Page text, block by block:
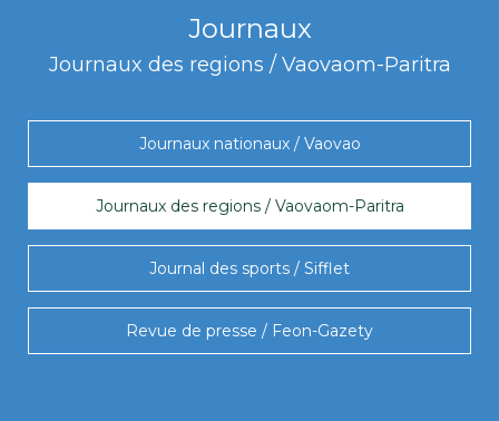
Journaux
Journaux des regions / Vaovaom-Paritra
Journaux nationaux / Vaovao
Journaux des regions / Vaovaom-Paritra
Journal des sports / Sifflet
Revue de presse / Feon-Gazety